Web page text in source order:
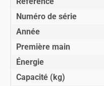
Numéro de série
Année
Première main
Énergie
Capacité (kg)